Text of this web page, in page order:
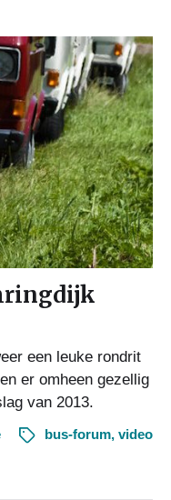
een leuke rondrit
er omheen gezellig
van 2013.
bus-forum, video